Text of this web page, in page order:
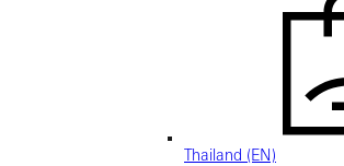
Thailand (EN)